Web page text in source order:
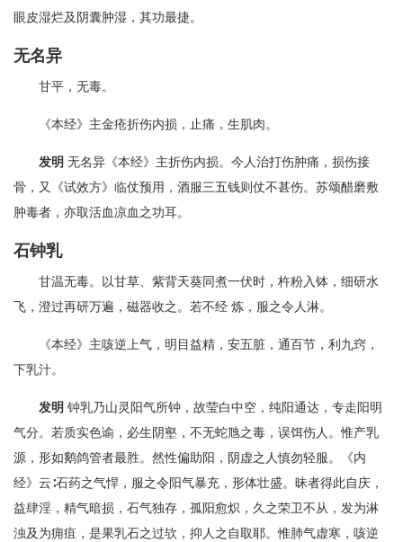
眼皮湿烂及阴囊肿湿，其功最捷。
无名异
甘平，无毒。
《本经》主金疮折伤内损，止痛，生肌肉。
发明 无名异《本经》主折伤内损。今人治打伤肿痛，损伤接
骨，又《试效方》临仗预用，酒服三五钱则仗不甚伤。苏颂醋磨敷
肿毒者，亦取活血凉血之功耳。
石钟乳
甘温无毒。以甘草、紫背天葵同煮一伏时，杵粉入钵，细研水
飞，澄过再研万遍，磁器收之。若不经 炼，服之令人淋。
《本经》主咳逆上气，明目益精，安五脏，通百节，利九窍，
下乳汁。
发明 钟乳乃山灵阳气所钟，故莹白中空，纯阳通达，专走阳明
气分。若质实色谕，必生阴壑，不无蛇虺之毒，误饵伤人。惟产乳
源，形如鹅鸽管者最胜。然性偏助阳，阴虚之人慎勿轻服。《内
经》云∶石药之气悍，服之令阳气暴充，形体壮盛。昧者得此自庆，
益肆淫，精气暗损，石气独存，孤阳愈炽，久之荣卫不从，发为淋
浊及为痈疽，是果乳石之过欤，抑人之自取耶。惟肺气虚寒，咳逆